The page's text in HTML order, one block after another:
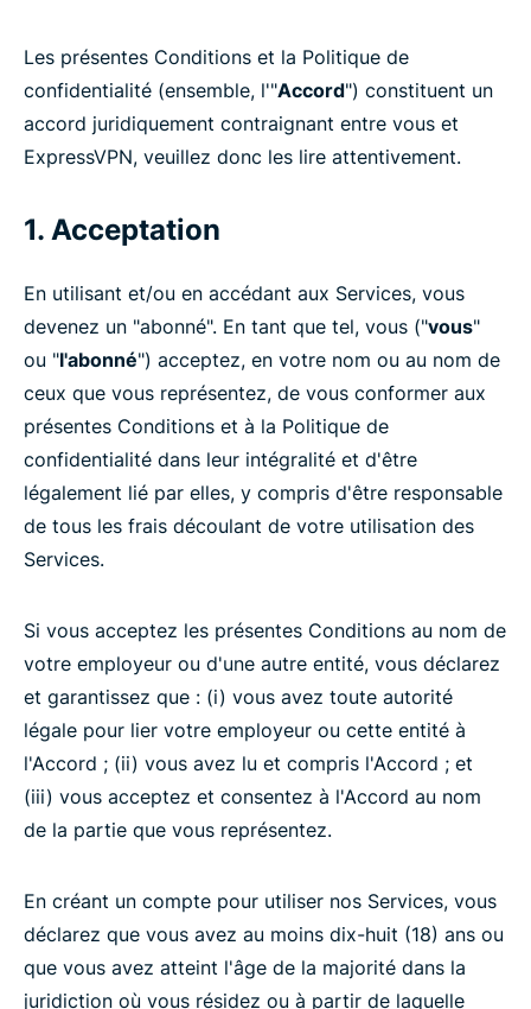
Les présentes Conditions et la Politique de
confidentialité (ensemble, l'"Accord") constituent un
accord juridiquement contraignant entre vous et
ExpressVPN, veuillez donc les lire attentivement.
1. Acceptation
En utilisant et/ou en accédant aux Services, vous
devenez un "abonné". En tant que tel, vous ("vous"
ou "l'abonné") acceptez, en votre nom ou au nom de
ceux que vous représentez, de vous conformer aux
présentes Conditions et à la Politique de
confidentialité dans leur intégralité et d'être
légalement lié par elles, y compris d'être responsable
de tous les frais découlant de votre utilisation des
Services.
Si vous acceptez les présentes Conditions au nom de
votre employeur ou d'une autre entité, vous déclarez
et garantissez que : (i) vous avez toute autorité
légale pour lier votre employeur ou cette entité à
l'Accord ; (ii) vous avez lu et compris l'Accord ; et
(iii) vous acceptez et consentez à l'Accord au nom
de la partie que vous représentez.
En créant un compte pour utiliser nos Services, vous
déclarez que vous avez au moins dix-huit (18) ans ou
que vous avez atteint l'âge de la majorité dans la
juridiction où vous résidez ou à partir de laquelle